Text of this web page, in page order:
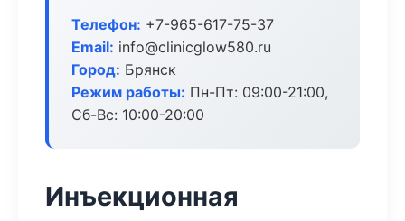
Телефон: +7-965-617-75-37
Email: info@clinicglow580.ru
Город: Брянск
Режим работы: Пн-Пт: 09:00-21:00,
Сб-Вс: 10:00-20:00
Инъекционная